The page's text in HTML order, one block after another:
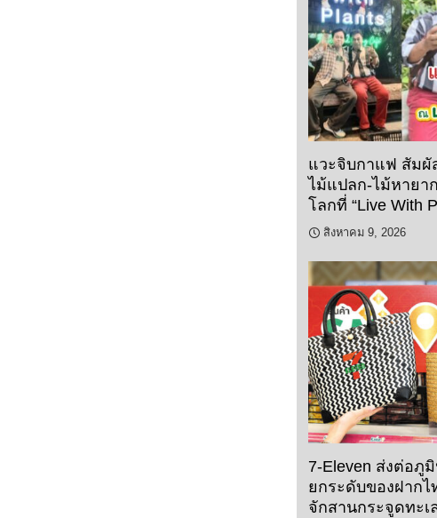
แวะจิบกาแฟ สัมผั
ไม้แปลก-ไม้หายา
โลกที่ “Live With
สิงหาคม 9, 2026
7-Eleven ส่งต่อภู
ยกระดับของฝากไ
จักสานกระจูดทะเ